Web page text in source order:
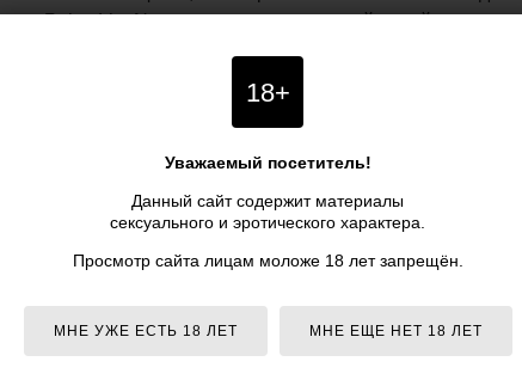
18+
Уважаемый посетитель!
Данный сайт содержит материалы
сексуального и эротического характера.
Просмотр сайта лицам моложе 18 лет запрещён.
МНЕ УЖЕ ЕСТЬ 18 ЛЕТ МНЕ ЕЩЕ НЕТ 18 ЛЕТ
Pulse Lite Neo владеет потрясающей силой
до 20:00 (по московскому времени) нашим
волновой клиторальный стимулятор Pulse Lite
отзывы покупателей, инструкция и
стимулятор Pulse Lite Neo, мятный - Svakom
рублей - доставка курьером по Москве и почтой по всей